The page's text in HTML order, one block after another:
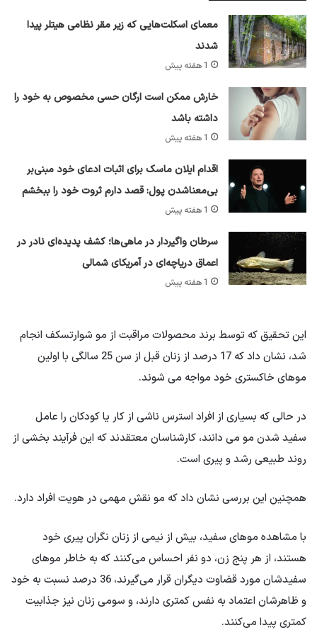
معمای اسکلت‌هایی که زیر مقر نظامی هیتلر پیدا
شدند
1 هفته پیش
خارش ممکن است ارگان حسی مخصوص به خود را
داشته باشد
1 هفته پیش
اقدام ایلان ماسک برای اثبات ادعای خود مبنی‌بر
بی‌معناشدن پول: قصد دارم ثروت خود را ببخشم
1 هفته پیش
سرطان واگیردار در ماهی‌ها؛ کشف پدیده‌ای نادر در
اعماق دریاچه‌ای در آمریکای شمالی
1 هفته پیش
این تحقیق که توسط برند محصولات مراقبت از مو شوارتسکف انجام
شد، نشان داد که 17 درصد از زنان قبل از سن 25 سالگی با اولین
موهای خاکستری خود مواجه می شوند.
در حالی که بسیاری از افراد استرس ناشی از کار یا کودکان را عامل
سفید شدن مو می دانند، کارشناسان معتقدند که این فرآیند بخشی از
روند طبیعی رشد و پیری است.
همچنین این بررسی نشان داد که مو نقش مهمی در هویت افراد دارد.
با مشاهده موهای سفید، بیش از نیمی از زنان نگران پیری خود
هستند، از هر پنج زن، دو نفر احساس می‌کنند که به خاطر موهای
سفیدشان مورد قضاوت دیگران قرار می‌گیرند، 36 درصد نسبت به خود
و ظاهرشان اعتماد به نفس کمتری دارند، و سومی زنان نیز جذابیت
کمتری پیدا می‌کنند.